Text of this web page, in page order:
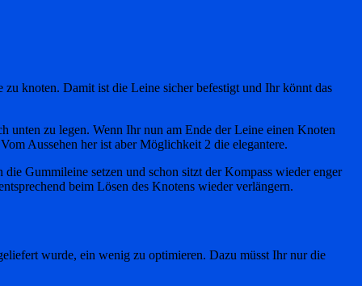
knoten. Damit ist die Leine sicher befestigt und Ihr könnt das
unten zu legen. Wenn Ihr nun am Ende der Leine einen Knoten
Aussehen her ist aber Möglichkeit 2 die elegantere.
Gummileine setzen und schon sitzt der Kompass wieder enger
beim Lösen des Knotens wieder verlängern.
wurde, ein wenig zu optimieren. Dazu müsst Ihr nur die